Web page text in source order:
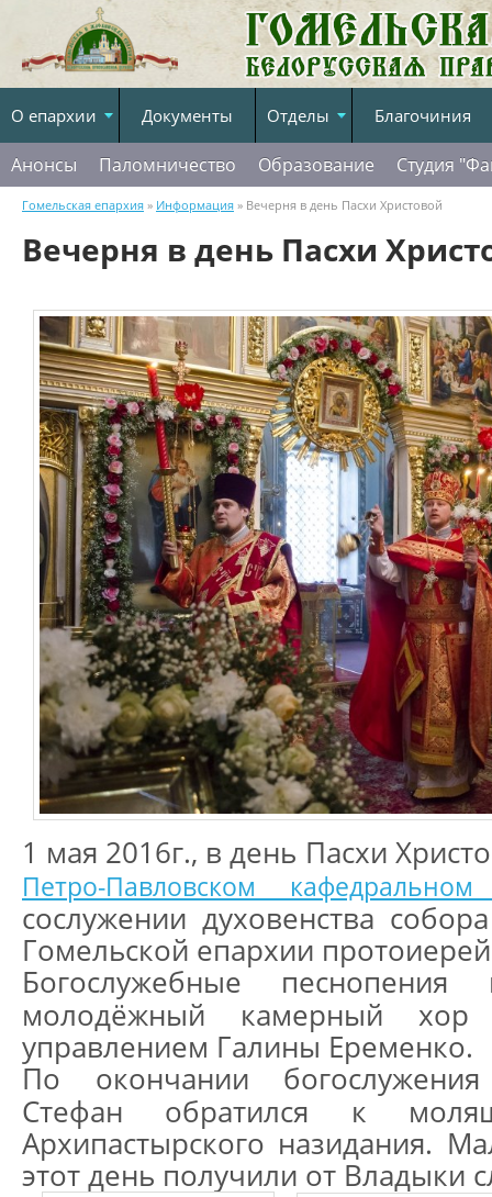
О епархии Документы Отделы Благочиния
Анонсы Паломничество Образование Студия
Гомельская епархия » Информация » Вечерня в день Пасхи Христовой
Вечерня в день Пасхи
1 мая 2016г., в день Пасхи
Петро-Павловском
сослужении духовенства
Гомельской епархии
Богослужебные песнопения
молодёжный камерный хор
управлением Галины Еременко.
По окончании
Стефан обратился к
Архипастырского назидания.
этот день получили от Владыки